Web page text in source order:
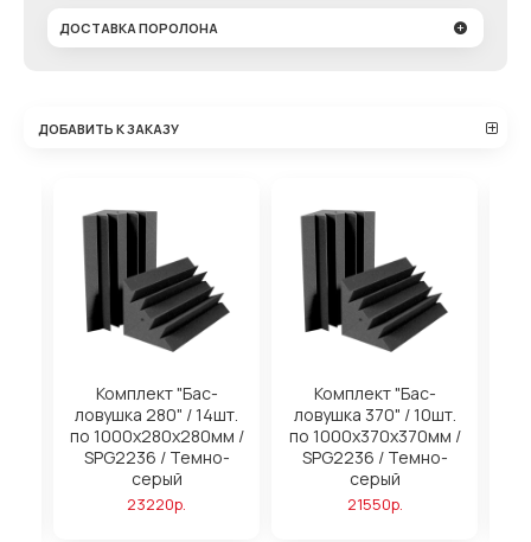
ДОСТАВКА ПОРОЛОНА
ДОБАВИТЬ К ЗАКАЗУ
Комплект "Бас-
ловушка 280" / 14шт.
по 1000х280х280мм /
SPG2236 / Темно-
серый
23220р.
Комплект "Бас-
ловушка 370" / 10шт.
по 1000х370х370мм /
SPG2236 / Темно-
серый
21550р.